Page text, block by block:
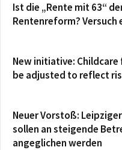
Ist die „Rente mit 63“
Rentenreform? Versuch
New initiative:
be adjusted to reflect
Neuer Vorstoß:
sollen an steigende
angeglichen werden